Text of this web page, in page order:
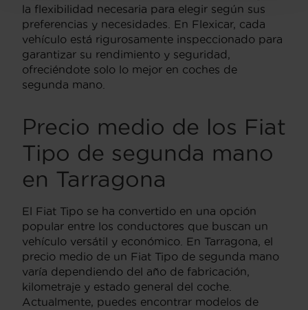
la flexibilidad necesaria para elegir según sus
preferencias y necesidades. En Flexicar, cada
vehículo está rigurosamente inspeccionado para
garantizar su rendimiento y seguridad,
ofreciéndote solo lo mejor en coches de
segunda mano.
Precio medio de los Fiat
Tipo de segunda mano
en Tarragona
El Fiat Tipo se ha convertido en una opción
popular entre los conductores que buscan un
vehículo versátil y económico. En Tarragona, el
precio medio de un Fiat Tipo de segunda mano
varía dependiendo del año de fabricación,
kilometraje y estado general del coche.
Actualmente, puedes encontrar modelos de